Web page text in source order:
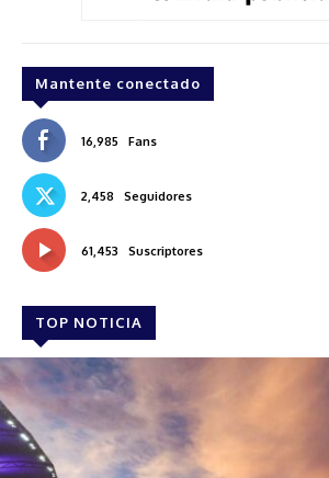
Mantente conectado
16,985 Fans
2,458 Seguidores
61,453 Suscriptores
TOP NOTICIA